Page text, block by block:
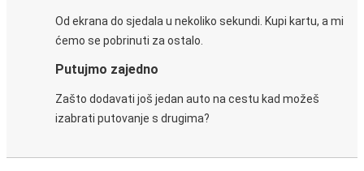
Od ekrana do sjedala u nekoliko sekundi. Kupi kartu, a mi
ćemo se pobrinuti za ostalo.
Putujmo zajedno
Zašto dodavati još jedan auto na cestu kad možeš
izabrati putovanje s drugima?